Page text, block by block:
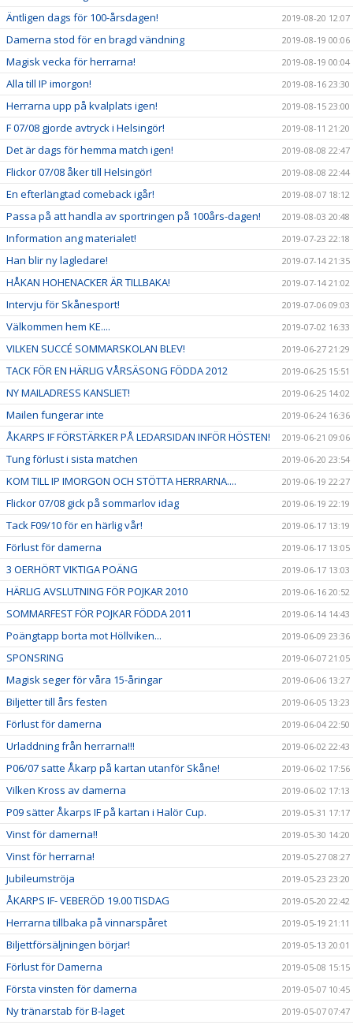
Äntligen dags för 100-årsdagen! 2019-08-20 12:07
Damerna stod för en bragd vändning 2019-08-19 00:06
Magisk vecka för herrarna! 2019-08-19 00:04
Alla till IP imorgon! 2019-08-16 23:30
Herrarna upp på kvalplats igen! 2019-08-15 23:00
F 07/08 gjorde avtryck i Helsingör! 2019-08-11 21:20
Det är dags för hemma match igen! 2019-08-08 22:47
Flickor 07/08 åker till Helsingör! 2019-08-08 22:44
En efterlängtad comeback igår! 2019-08-07 18:12
Passa på att handla av sportringen på 100års-dagen! 2019-08-03 20:48
Information ang materialet! 2019-07-23 22:18
Han blir ny lagledare! 2019-07-14 21:35
HÅKAN HOHENACKER ÄR TILLBAKA! 2019-07-14 21:02
Intervju för Skånesport! 2019-07-06 09:03
Välkommen hem KE.... 2019-07-02 16:33
VILKEN SUCCÉ SOMMARSKOLAN BLEV! 2019-06-27 21:29
TACK FÖR EN HÄRLIG VÅRSÄSONG FÖDDA 2012 2019-06-25 15:51
NY MAILADRESS KANSLIET! 2019-06-25 14:02
Mailen fungerar inte 2019-06-24 16:36
ÅKARPS IF FÖRSTÄRKER PÅ LEDARSIDAN INFÖR HÖSTEN! 2019-06-21 09:06
Tung förlust i sista matchen 2019-06-20 23:54
KOM TILL IP IMORGON OCH STÖTTA HERRARNA.... 2019-06-19 22:27
Flickor 07/08 gick på sommarlov idag 2019-06-19 22:19
Tack F09/10 för en härlig vår! 2019-06-17 13:19
Förlust för damerna 2019-06-17 13:05
3 OERHÖRT VIKTIGA POÄNG 2019-06-17 13:03
HÄRLIG AVSLUTNING FÖR POJKAR 2010 2019-06-16 20:52
SOMMARFEST FÖR POJKAR FÖDDA 2011 2019-06-14 14:43
Poängtapp borta mot Höllviken... 2019-06-09 23:36
SPONSRING 2019-06-07 21:05
Magisk seger för våra 15-åringar 2019-06-06 13:27
Biljetter till års festen 2019-06-05 13:23
Förlust för damerna 2019-06-04 22:50
Urladdning från herrarna!!! 2019-06-02 22:43
P06/07 satte Åkarp på kartan utanför Skåne! 2019-06-02 17:56
Vilken Kross av damerna 2019-06-02 17:13
P09 sätter Åkarps IF på kartan i Halör Cup. 2019-05-31 17:17
Vinst för damerna!! 2019-05-30 14:20
Vinst för herrarna! 2019-05-27 08:27
Jubileumströja 2019-05-23 23:20
ÅKARPS IF- VEBERÖD 19.00 TISDAG 2019-05-20 22:42
Herrarna tillbaka på vinnarspåret 2019-05-19 21:11
Biljettförsäljningen börjar! 2019-05-13 20:01
Förlust för Damerna 2019-05-08 15:15
Första vinsten för damerna 2019-05-07 10:45
Ny tränarstab för B-laget 2019-05-07 07:47